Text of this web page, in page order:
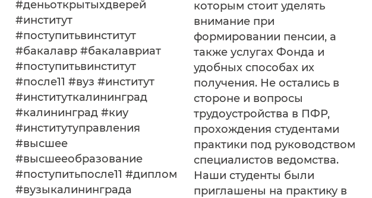
#деньоткрытыхдверей
#институт
#поступитьвинститут
#бакалавр #бакалавриат
#поступитьвинститут
#после11 #вуз #институт
#институткалининград
#калининград #киу
#институтуправления
#высшее
#высшееобразование
#поступитьпосле11 #диплом
#вузыкалининграда
которым стоит уделять
внимание при
формировании пенсии, а
также услугах Фонда и
удобных способах их
получения. Не остались в
стороне и вопросы
трудоустройства в ПФР,
прохождения студентами
практики под руководством
специалистов ведомства.
Наши студенты были
приглашены на практику в